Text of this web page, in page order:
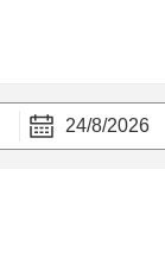
24/8/2026